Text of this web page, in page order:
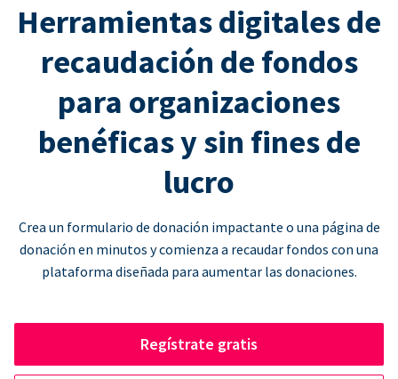
Herramientas digitales de
recaudación de fondos
para organizaciones
benéficas y sin fines de
lucro
Crea un formulario de donación impactante o una página de
donación en minutos y comienza a recaudar fondos con una
plataforma diseñada para aumentar las donaciones.
Regístrate gratis